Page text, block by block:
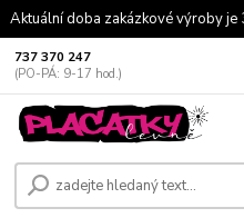
Aktuální doba zakázkové výroby
737 370 247
(PO-PÁ: 9-17 hod.)